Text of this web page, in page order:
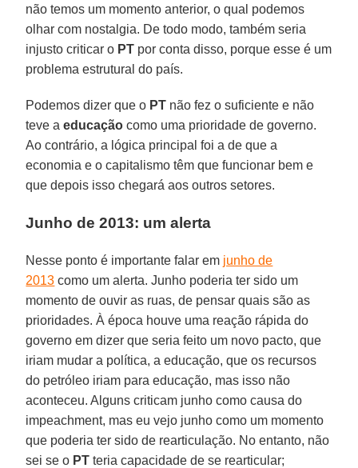
não temos um momento anterior, o qual podemos
olhar com nostalgia. De todo modo, também seria
injusto criticar o PT por conta disso, porque esse é um
problema estrutural do país.
Podemos dizer que o PT não fez o suficiente e não
teve aeducação como uma prioridade de governo.
Ao contrário, a lógica principal foi a de que a
economia e o capitalismo têm que funcionar bem e
que depois isso chegará aos outros setores.
Junho de 2013: um alerta
Nesse ponto é importante falar em junho de
2013 como um alerta. Junho poderia ter sido um
momento de ouvir as ruas, de pensar quais são as
prioridades. À época houve uma reação rápida do
governo em dizer que seria feito um novo pacto, que
iriam mudar a política, a educação, que os recursos
do petróleo iriam para educação, mas isso não
aconteceu. Alguns criticam junho como causa do
impeachment, mas eu vejo junho como um momento
que poderia ter sido de rearticulação. No entanto, não
sei se o PT teria capacidade de se rearticular;